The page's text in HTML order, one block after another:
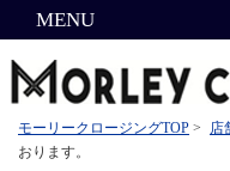
MENU
モーリークロージングTOP > 店
おります。